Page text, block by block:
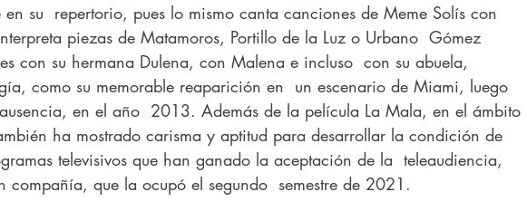
su  repertorio, pues lo mismo canta canciones de Meme Solís con
piezas de Matamoros, Portillo de la Luz o Urbano  Gómez
con su hermana Dulena, con Malena e incluso  con su abuela,
como su memorable reaparición en  un escenario de Miami, luego
en el año  2013. Además de la película La Mala, en el ámbito
ha mostrado carisma y aptitud para desarrollar la condición de
televisivos que han ganado la aceptación de la  teleaudiencia,
compañía, que la ocupó el segundo  semestre de 2021.